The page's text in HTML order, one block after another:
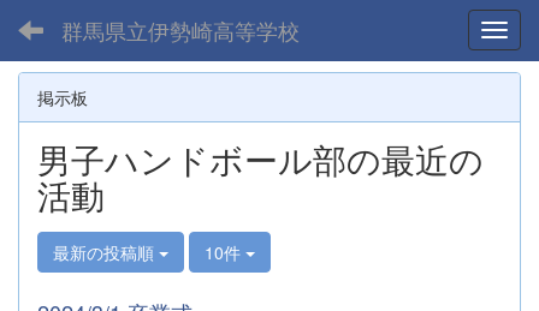
群馬県立伊勢崎高等学校
掲示板
男子ハンドボール部の最近の
活動
最新の投稿順 10件